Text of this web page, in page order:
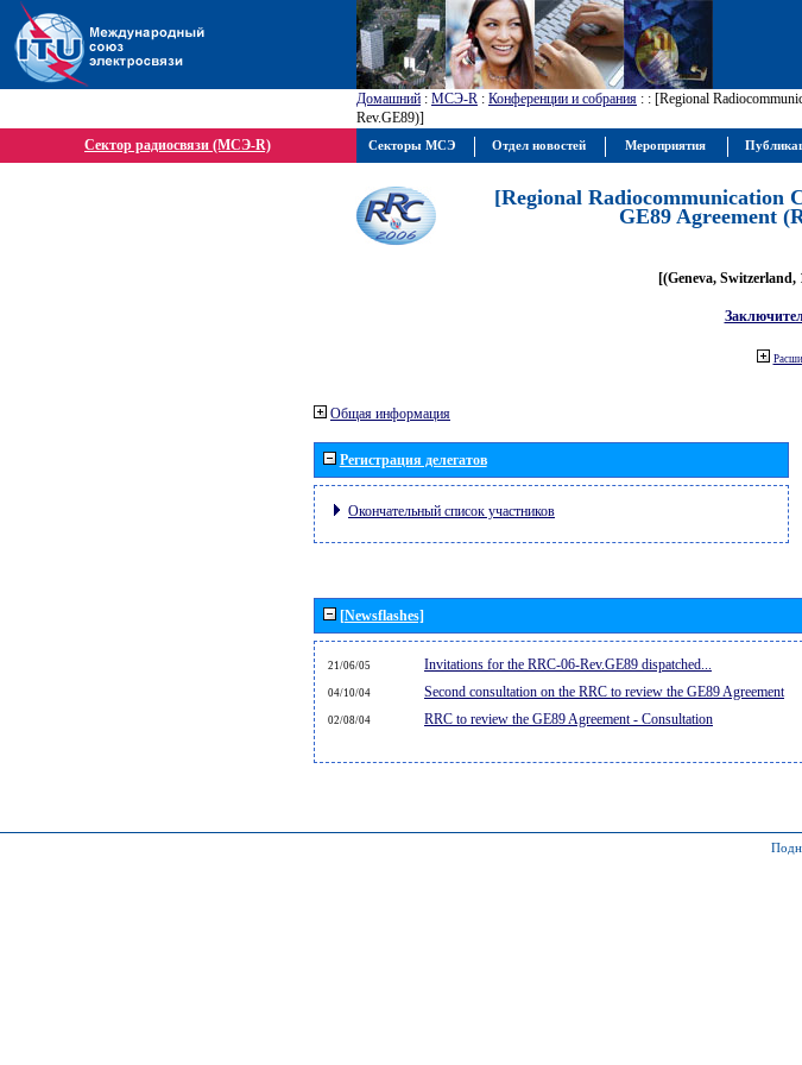
Домашний : МСЭ-R : Конференции и собрания : : [Regional
Rev.GE89)]
Сектор радиосвязи (МСЭ-R)
[Regional Radiocommunication
GE89 Agreement
[(Geneva, Switzerland,
Общая информация
Регистрация делегатов
Окончательный список участников
[Newsflashes]
21/06/05 Invitations for the RRC-06-Rev.GE89 dispatched...
04/10/04 Second consultation on the RRC to review the GE89 Agreement
02/08/04 RRC to review the GE89 Agreement - Consultation
Секторы МСЭ Отдел новостей Мероприятия